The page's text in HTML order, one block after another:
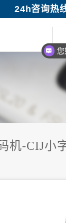
24h咨询热
机-CIJ小